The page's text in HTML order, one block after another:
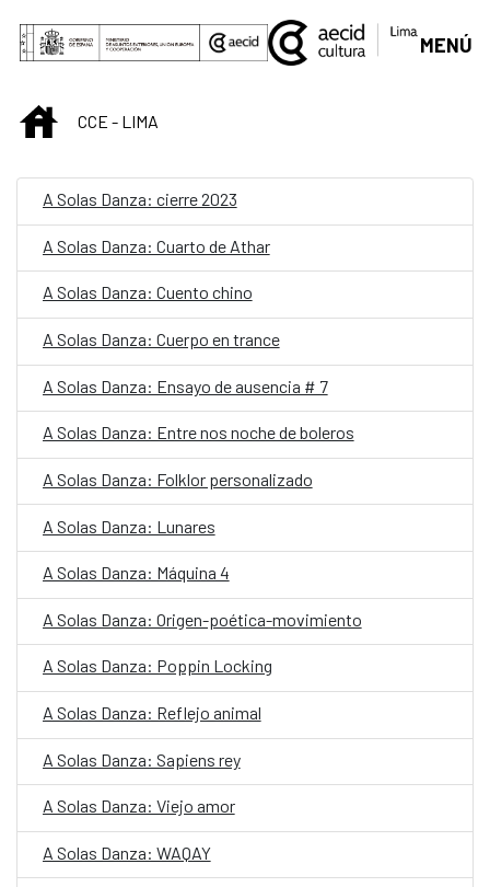
Saut au contenu principal
MENÚ
INICIOCCE - LIMA
A Solas Danza: cierre 2023
A Solas Danza: Cuarto de Athar
A Solas Danza: Cuento chino
A Solas Danza: Cuerpo en trance
A Solas Danza: Ensayo de ausencia # 7
A Solas Danza: Entre nos noche de boleros
A Solas Danza: Folklor personalizado
A Solas Danza: Lunares
A Solas Danza: Máquina 4
A Solas Danza: Origen-poética-movimiento
A Solas Danza: Poppin Locking
A Solas Danza: Reflejo animal
A Solas Danza: Sapiens rey
A Solas Danza: Viejo amor
A Solas Danza: WAQAY